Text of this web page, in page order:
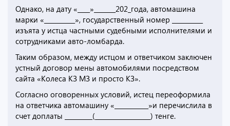
Однако, на дату «____»_______202_года, автомашина
марки «__________», государственный номер __________
изъята у истца частными судебными исполнителями и
сотрудниками авто-ломбарда.
Таким образом, между истцом и ответчиком заключен
устный договор мены автомобилями посредством
сайта «Колеса КЗ МЗ и просто КЗ».
Согласно оговоренных условий, истец переоформила
на ответчика автомашину «___________»и перечислила в
счет доплаты _________(__________________) тенге.